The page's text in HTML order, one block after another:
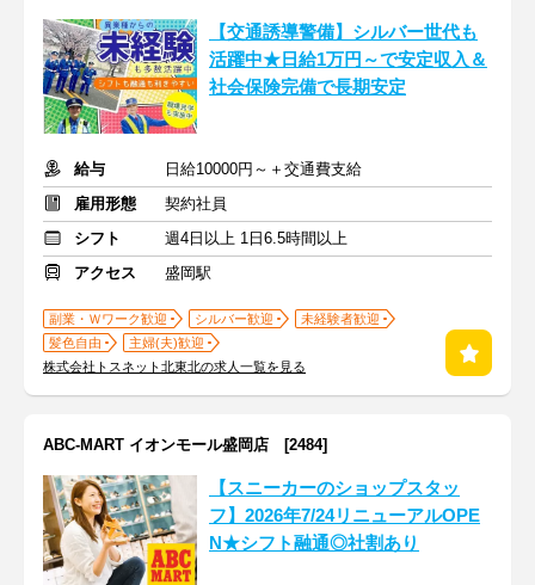
【交通誘導警備】シルバー世代も
活躍中★日給1万円～で安定収入＆
社会保険完備で長期安定
給与
日給10000円～＋交通費支給
雇用形態
契約社員
シフト
週4日以上 1日6.5時間以上
アクセス
盛岡駅
副業・Ｗワーク歓迎 シルバー歓迎
未経験者歓迎
髪色自由
主婦(夫)歓迎
株式会社トスネット北東北の求人一覧を見る
ABC-MART イオンモール盛岡店 [2484]
【スニーカーのショップスタッ
フ】2026年7/24リニューアルOPE
N★シフト融通◎社割あり